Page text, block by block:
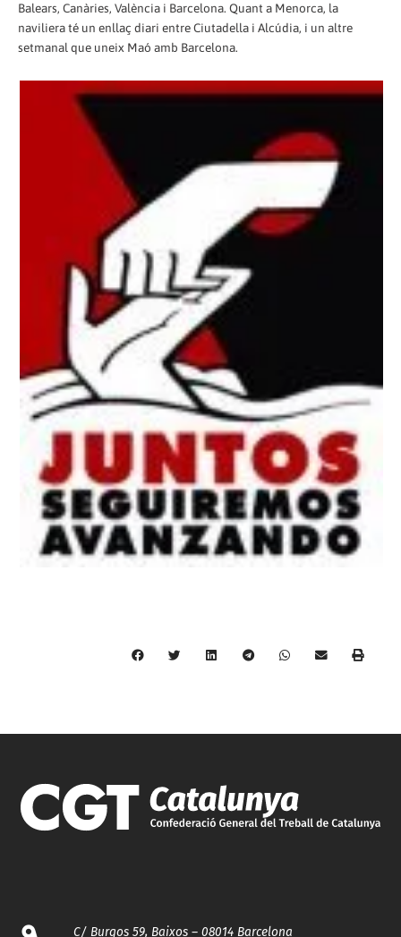
Balears, Canàries, València i Barcelona. Quant a Menorca, la
naviliera té un enllaç diari entre Ciutadella i Alcúdia, i un altre
setmanal que uneix Maó amb Barcelona.
C/ Burgos 59, Baixos – 08014 Barcelona